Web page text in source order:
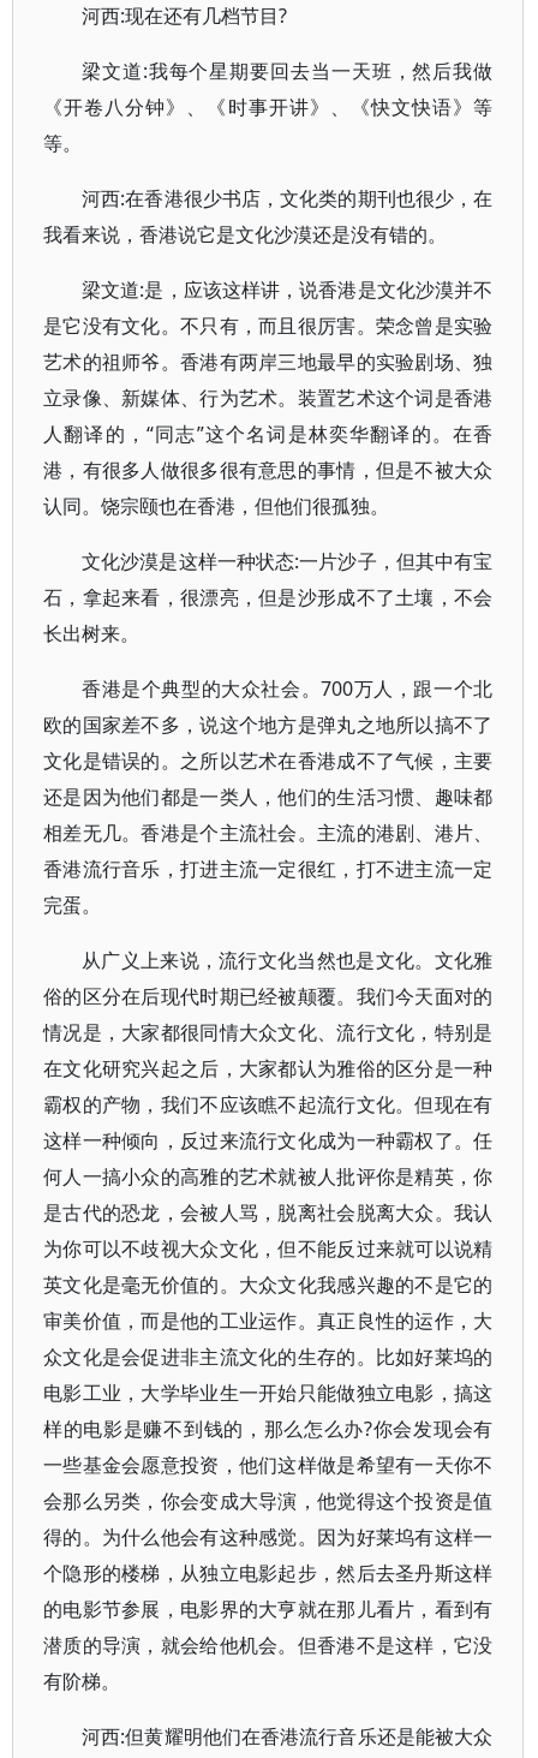
河西:现在还有几档节目?
梁文道:我每个星期要回去当一天班，然后我做
《开卷八分钟》、《时事开讲》、《快文快语》等
等。
河西:在香港很少书店，文化类的期刊也很少，在
我看来说，香港说它是文化沙漠还是没有错的。
梁文道:是，应该这样讲，说香港是文化沙漠并不
是它没有文化。不只有，而且很厉害。荣念曾是实验
艺术的祖师爷。香港有两岸三地最早的实验剧场、独
立录像、新媒体、行为艺术。装置艺术这个词是香港
人翻译的，“同志”这个名词是林奕华翻译的。在香
港，有很多人做很多很有意思的事情，但是不被大众
认同。饶宗颐也在香港，但他们很孤独。
文化沙漠是这样一种状态:一片沙子，但其中有宝
石，拿起来看，很漂亮，但是沙形成不了土壤，不会
长出树来。
香港是个典型的大众社会。700万人，跟一个北
欧的国家差不多，说这个地方是弹丸之地所以搞不了
文化是错误的。之所以艺术在香港成不了气候，主要
还是因为他们都是一类人，他们的生活习惯、趣味都
相差无几。香港是个主流社会。主流的港剧、港片、
香港流行音乐，打进主流一定很红，打不进主流一定
完蛋。
从广义上来说，流行文化当然也是文化。文化雅
俗的区分在后现代时期已经被颠覆。我们今天面对的
情况是，大家都很同情大众文化、流行文化，特别是
在文化研究兴起之后，大家都认为雅俗的区分是一种
霸权的产物，我们不应该瞧不起流行文化。但现在有
这样一种倾向，反过来流行文化成为一种霸权了。任
何人一搞小众的高雅的艺术就被人批评你是精英，你
是古代的恐龙，会被人骂，脱离社会脱离大众。我认
为你可以不歧视大众文化，但不能反过来就可以说精
英文化是毫无价值的。大众文化我感兴趣的不是它的
审美价值，而是他的工业运作。真正良性的运作，大
众文化是会促进非主流文化的生存的。比如好莱坞的
电影工业，大学毕业生一开始只能做独立电影，搞这
样的电影是赚不到钱的，那么怎么办?你会发现会有
一些基金会愿意投资，他们这样做是希望有一天你不
会那么另类，你会变成大导演，他觉得这个投资是值
得的。为什么他会有这种感觉。因为好莱坞有这样一
个隐形的楼梯，从独立电影起步，然后去圣丹斯这样
的电影节参展，电影界的大亨就在那儿看片，看到有
潜质的导演，就会给他机会。但香港不是这样，它没
有阶梯。
河西:但黄耀明他们在香港流行音乐还是能被大众